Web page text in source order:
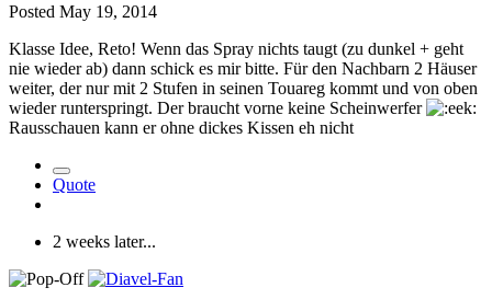
Posted May 19, 2014
Klasse Idee, Reto! Wenn das Spray nichts taugt (zu dunkel + geht
nie wieder ab) dann schick es mir bitte. Für den Nachbarn 2 Häuser
weiter, der nur mit 2 Stufen in seinen Touareg kommt und von oben
wieder runterspringt. Der braucht vorne keine Scheinwerfer
Rausschauen kann er ohne dickes Kissen eh nicht
Quote
2 weeks later...